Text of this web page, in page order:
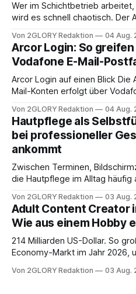
Wer im Schichtbetrieb
wird es schnell chaotisch. Der
abwesenheiten und die
Ihr personal digital zu
erfahren Sie alles, was Sie für
brauchen, von der
Von 2GLORY Redaktion 04 Aug.
Arcor Login: So
Vodafone E-Mail-
Arcor Login auf einen Blick Die Anmeldung für alte Arcor-E-
Mail-Konten erfolgt über
besitzt, loggt sich heute über
Portal ein. Der klassische
Von 2GLORY Redaktion 04 Aug.
Hautpflege als
bei professioneller
ankommt
Zwischen Terminen,
die Hautpflege im Alltag
Drogerie – mehr ist zeitlich oft
Haut empfindlich auf Stress,
Umwelteinflüsse: Sie wirkt
Unreinheiten. Professionelle
Von 2GLORY Redaktion 03 Aug.
Adult Content Creator
Wie aus einem Hobby
214 Milliarden US-Dollar. So
Economy-Markt im Jahr 2026,
ist längst ein
Von 2GLORY Redaktion 03 Aug.